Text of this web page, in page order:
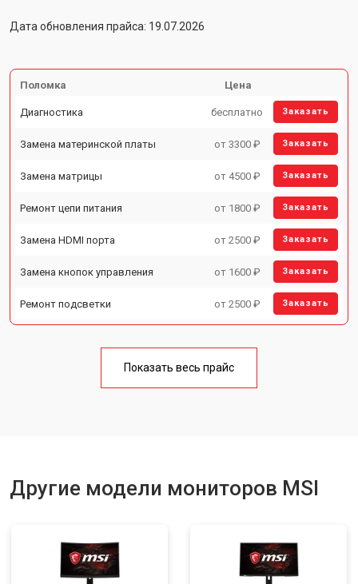
Дата обновления прайса: 19.07.2026
Поломка Цена
Диагностика бесплатно Заказать
Замена материнской платы от 3300 ₽ Заказать
Замена матрицы от 4500 ₽ Заказать
Ремонт цепи питания от 1800 ₽ Заказать
Замена HDMI порта от 2500 ₽ Заказать
Замена кнопок управления от 1600 ₽ Заказать
Ремонт подсветки от 2500 ₽ Заказать
Показать весь прайс
Другие модели мониторов MSI